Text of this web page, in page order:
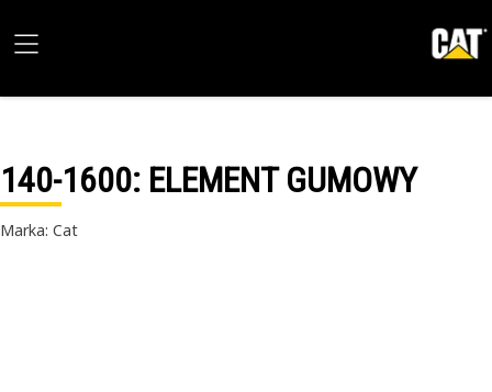
140-1600: ELEMENT GUMOWY
Marka: Cat